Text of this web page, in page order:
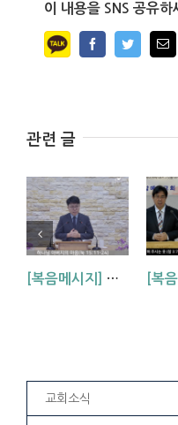
이 내용을 SNS 공유하
FacebookTwitter
관련 글
[복음메시지] 하나님 아버지의 마음 (눅15:11~24)
교회소식